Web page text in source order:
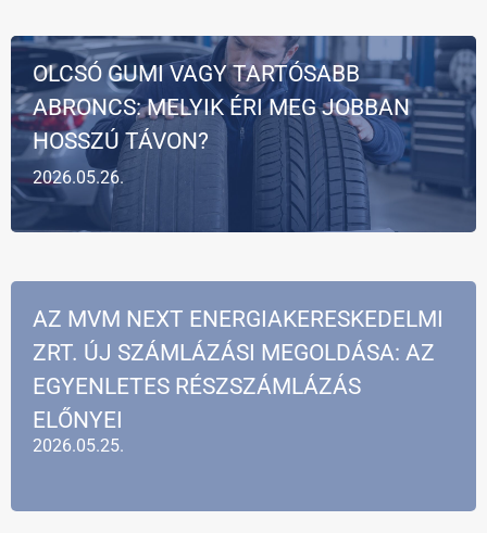
2026.05.26.
OLCSÓ GUMI VAGY TARTÓSABB
ABRONCS: MELYIK ÉRI MEG JOBBAN
HOSSZÚ TÁVON?
2026.05.25.
AZ MVM NEXT ENERGIAKERESKEDELMI
ZRT. ÚJ SZÁMLÁZÁSI MEGOLDÁSA: AZ
EGYENLETES RÉSZSZÁMLÁZÁS
ELŐNYEI